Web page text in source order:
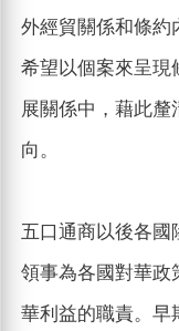
外經貿關係和條約
希望以個案來呈現
展關係中，藉此
向。
五口通商以後各國
領事為各國對華政
華利益的職責。早